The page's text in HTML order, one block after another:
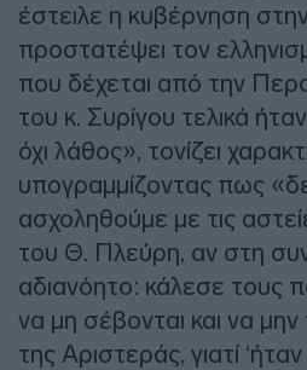
έστειλε η κυβέρνηση
προστατέψει τον
που δέχεται από την
του κ. Συρίγου τελικά
όχι λάθος», τονίζει
υπογραμμίζοντας πως
ασχοληθούμε με τις
του Θ. Πλεύρη, αν στη
αδιανόητο: κάλεσε τους
να μη σέβονται και να
της Αριστεράς, γιατί